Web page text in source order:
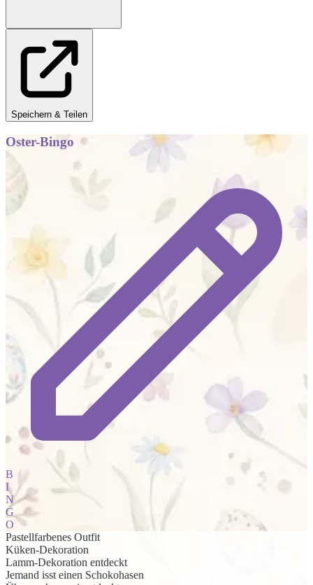
Speichern & Teilen
Oster-Bingo
B
I
N
G
O
Pastellfarbenes Outfit
Küken-Dekoration
Lamm-Dekoration entdeckt
Jemand isst einen Schokohasen